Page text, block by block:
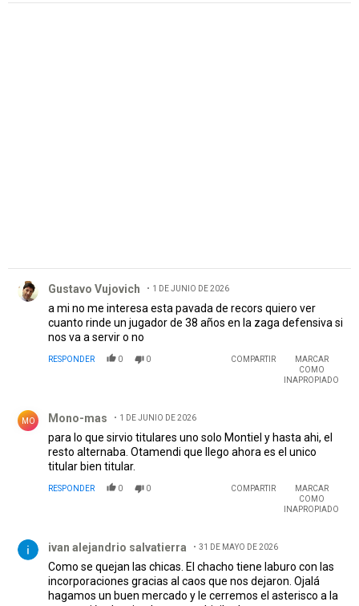
Gustavo Vujovich 1 DE JUNIO DE 2026
a mi no me interesa esta pavada de recors quiero ver
cuanto rinde un jugador de 38 años en la zaga defensiva si
nos va a servir o no
RESPONDER 0 0 COMPARTIR
MARCAR
COMO
INAPROPIADO
MO Mono-mas 1 DE JUNIO DE 2026
para lo que sirvio titulares uno solo Montiel y hasta ahi, el
resto alternaba. Otamendi que llego ahora es el unico
titular bien titular.
RESPONDER 0 0 COMPARTIR
MARCAR
COMO
INAPROPIADO
ivan alejandrio salvatierra 31 DE MAYO DE 2026
Como se quejan las chicas. El chacho tiene laburo con las
incorporaciones gracias al caos que nos dejaron. Ojalá
hagamos un buen mercado y le cerremos el asterisco a la